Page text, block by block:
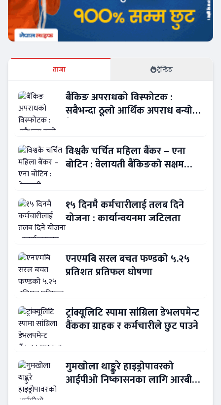
ताजा ट्रेन्डिङ
बैंकिङ अपराधको विस्फोटक :
सबैभन्दा ठूलो आर्थिक अपराध बन्यो
विश्वकै चर्चित महिला बैंकर – एना
बोटिन : वेलायती बैंकिङको सक्षम
१५ दिनमै कर्मचारीलाई तलब दिने
योजना : कार्यान्वयनमा जटिलता
एनएमबि सरल बचत फण्डको ५.२५
प्रतिशत प्रतिफल घोषणा
ट्रांक्यूलिटि स्पामा सांग्रिला डेभलपमेन्ट
वैंकका ग्राहक र कर्मचारीले छुट पाउने
गुमखोला थाङ्कुरे हाइड्रोपावरको
आईपीओ निष्कासनका लागि आरबीबी